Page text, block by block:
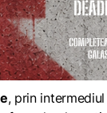
, prin intermediul